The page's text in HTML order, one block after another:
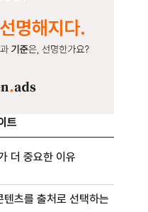
트
더 중요한 이유
츠를 출처로 선택하는